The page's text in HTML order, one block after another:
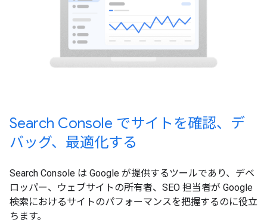
Search Console でサイトを確認、デ
バッグ、最適化する
Search Console は Google が提供するツールであり、デベ
ロッパー、ウェブサイトの所有者、SEO 担当者が Google
検索におけるサイトのパフォーマンスを把握するのに役立
ちます。